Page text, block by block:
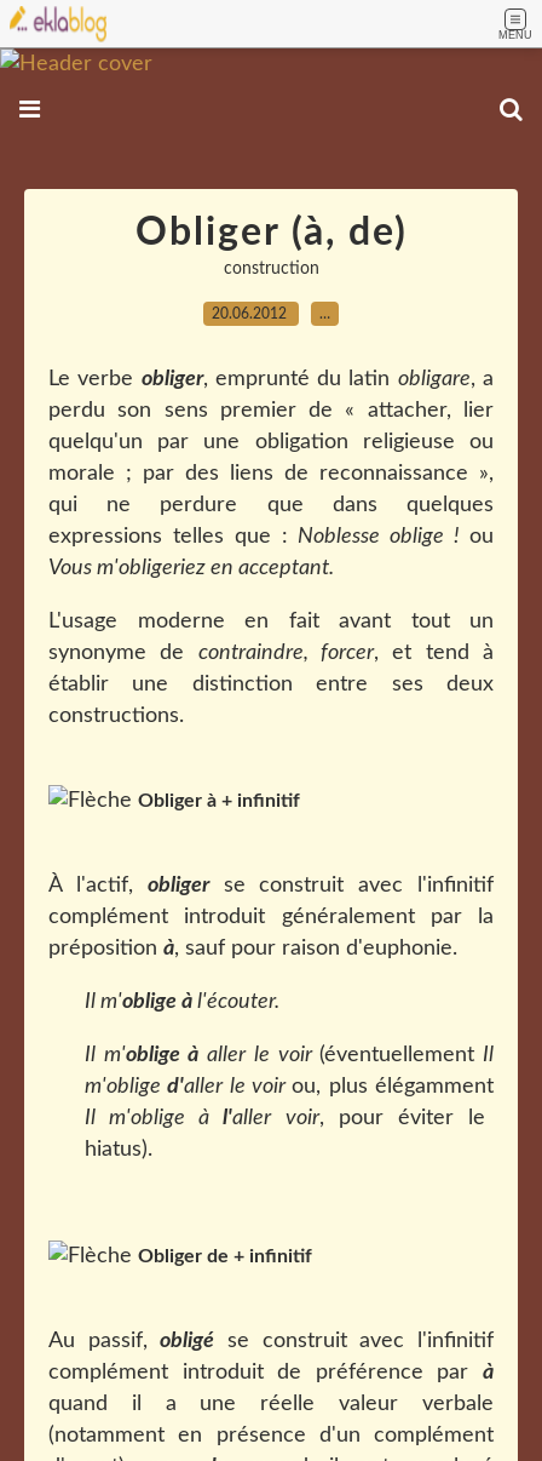
MENU
Obliger (à, de)
construction
20.06.2012 …
Le verbe obliger, emprunté du latin obligare, a
perdu son sens premier de « attacher, lier
quelqu'un par une obligation religieuse ou
morale ; par des liens de reconnaissance »,
qui ne perdure que dans quelques
expressions telles que : Noblesse oblige !ou
Vous m'obligeriez en acceptant.
L'usage moderne en fait avant tout un
synonyme de contraindre, forcer, et tend à
établir une distinction entre ses deux
constructions.
Obliger à + infinitif
À l'actif, obligerse construit avec l'infinitif
complément introduit généralement par la
préposition à, sauf pour raison d'euphonie.
Il m'oblige à l'écouter.
Il m'oblige à aller le voir(éventuellement Il
m'obliged'aller le voirou, plus élégamment
Il m'oblige àl'aller voir, pour éviter le
hiatus).
Obliger de + infinitif
Au passif,obligé se construit avec l'infinitif
complément introduit de préférence par à
quand il a une réelle valeur verbale
(notamment en présence d'un complément